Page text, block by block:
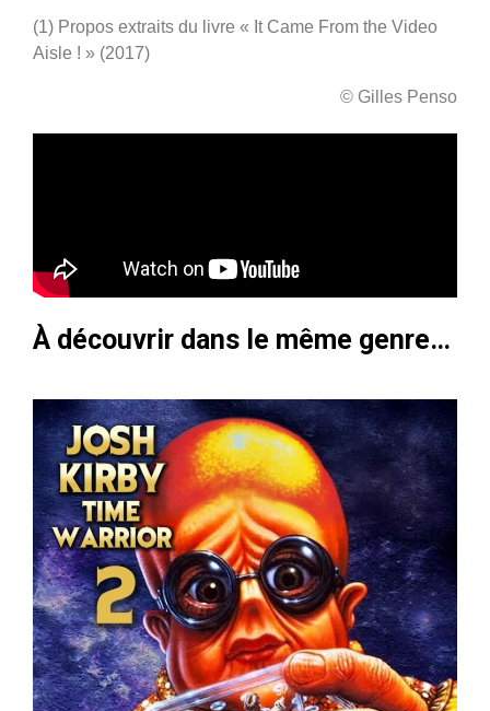
(1) Propos extraits du livre « It Came From the Video
Aisle ! » (2017)
© Gilles Penso
À découvrir dans le même genre…